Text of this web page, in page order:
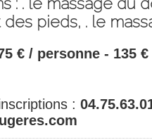
: . le massage du
pieds, . le
€ / personne - 135
: